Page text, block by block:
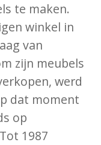
te maken.
winkel in
van
zijn meubels
werd
dat moment
op
1987